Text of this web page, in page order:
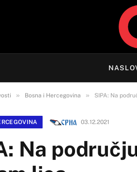
» Bosna i Hercegovina » SIPA: Na
03.12.2021
Na